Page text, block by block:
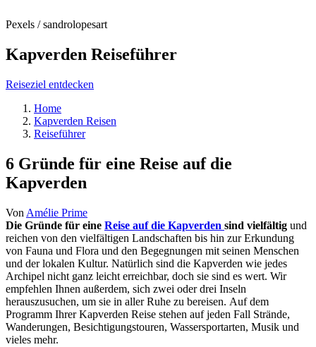
Pexels / sandrolopesart
Kapverden Reiseführer
Reiseziel entdecken
Home
Kapverden Reisen
Reiseführer
6 Gründe für eine Reise auf die
Kapverden
Von Amélie Prime
Die Gründe für eine Reise auf die Kapverden sind vielfältig und
reichen von den vielfältigen Landschaften bis hin zur Erkundung
von Fauna und Flora und den Begegnungen mit seinen Menschen
und der lokalen Kultur. Natürlich sind die Kapverden wie jedes
Archipel nicht ganz leicht erreichbar, doch sie sind es wert. Wir
empfehlen Ihnen außerdem, sich zwei oder drei Inseln
herauszusuchen, um sie in aller Ruhe zu bereisen. Auf dem
Programm Ihrer Kapverden Reise stehen auf jeden Fall Strände,
Wanderungen, Besichtigungstouren, Wassersportarten, Musik und
vieles mehr.